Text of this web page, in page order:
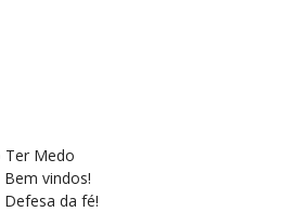
Ter Medo
vindos!
da fé!